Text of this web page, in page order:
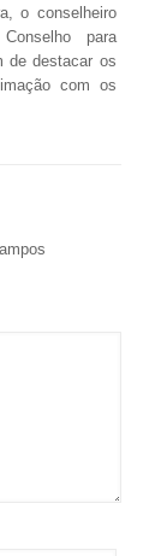
o conselheiro
para
de destacar os
com os